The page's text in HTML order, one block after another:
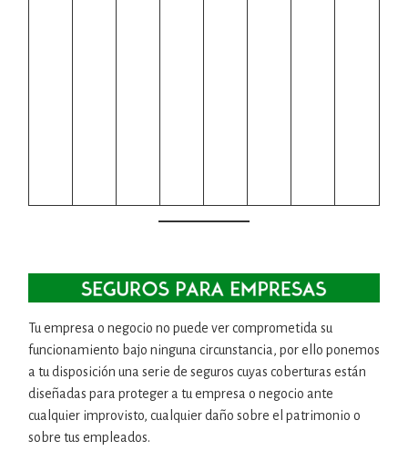
Tu empresa o negocio no puede ver comprometida su
funcionamiento bajo ninguna circunstancia, por ello ponemos
a tu disposición una serie de seguros cuyas coberturas están
diseñadas para proteger a tu empresa o negocio ante
cualquier improvisto, cualquier daño sobre el patrimonio o
sobre tus empleados.